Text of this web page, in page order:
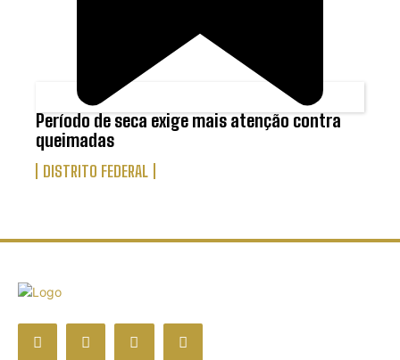
Período de seca exige mais atenção contra
queimadas
DISTRITO FEDERAL